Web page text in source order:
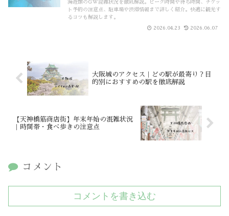
海遊館のGW混雑状況を徹底解説。ピーク時間や待ち時間、チケッ
ト予約の注意点、駐車場や渋滞情報まで詳しく紹介。快適に観光す
るコツも解説します。
2026.04.23 2026.06.07
大阪城のアクセス｜どの駅が最寄り？目
的別におすすめの駅を徹底解説
【天神橋筋商店街】年末年始の混雑状況
｜時間帯・食べ歩きの注意点
コメント
コメントを書き込む